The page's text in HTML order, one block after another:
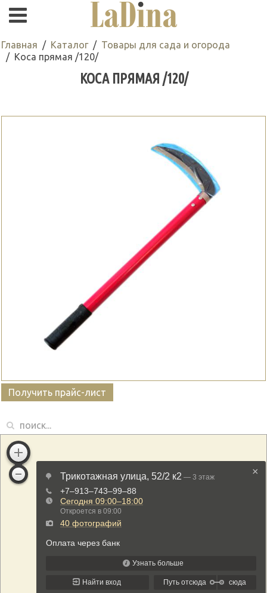
Главная Каталог
Товары для сада и огорода
Коса прямая /120/
КОСА ПРЯМАЯ /120/
Получить прайс-лист